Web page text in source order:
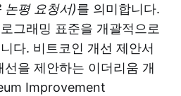
평 요청서)를 의미합니다.
그래밍 표준을 개괄적으로
다. 비트코인 개선 제안서
을 제안하는 이더리움 개
Improvement